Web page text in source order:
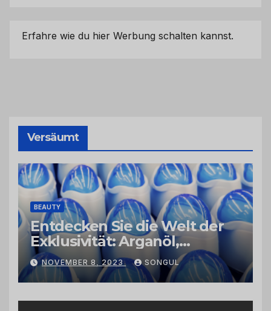
Erfahre wie du hier Werbung schalten kannst.
Versäumt
BEAUTY
Entdecken Sie die Welt der
Exklusivität: Arganöl,
Kaktusfeigenkernöl und
Schwarzkümmelöl von
vertrauenswürdigen
Großhändlern und Anbietern
NOVEMBER 8, 2023 SONGUL